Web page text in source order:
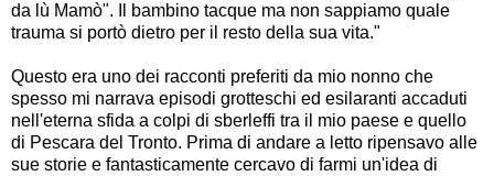
da lù Mamò". Il bambino tacque ma non sappiamo quale
trauma si portò dietro per il resto della sua vita."
Questo era uno dei racconti preferiti da mio nonno che
spesso mi narrava episodi grotteschi ed esilaranti accaduti
nell'eterna sfida a colpi di sberleffi tra il mio paese e quello
di Pescara del Tronto. Prima di andare a letto ripensavo alle
sue storie e fantasticamente cercavo di farmi un'idea di